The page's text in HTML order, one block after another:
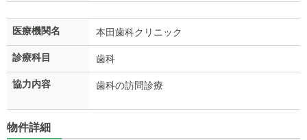
医療機関名 本田歯科クリニック
診療科目 歯科
協力内容 歯科の訪問診療
物件詳細